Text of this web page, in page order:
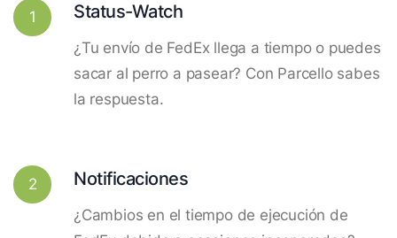
1 Status-Watch
¿Tu envío de FedEx llega a tiempo o puedes
sacar al perro a pasear? Con Parcello sabes
la respuesta.
2 Notificaciones
¿Cambios en el tiempo de ejecución de